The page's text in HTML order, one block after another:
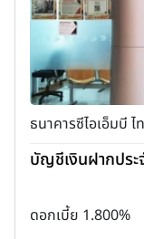
ธนาคารซีไอเอ็มบี ไ
บัญชีเงินฝากปร
ดอกเบี้ย 1.800%